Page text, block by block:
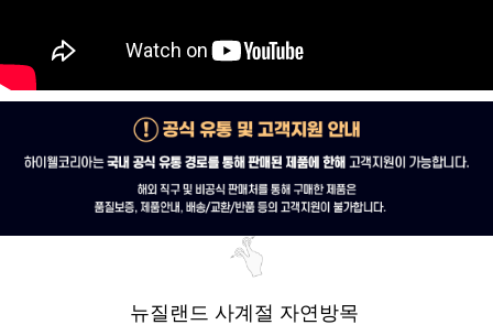
뉴질랜드 사계절 자연방목